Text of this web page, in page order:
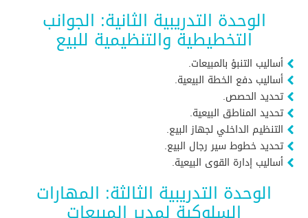
الوحدة التدريبية الثانية: الجوانب
التخطيطية والتنظيمية للبيع
أساليب التنبؤ بالمبيعات.
أساليب دفع الخطة البيعية.
تحديد الحصص.
تحديد المناطق البيعية.
التنظيم الداخلي لجهاز البيع.
تحديد خطوط سير رجال البيع.
أساليب إدارة القوى البيعية.
الوحدة التدريبية الثالثة: المهارات